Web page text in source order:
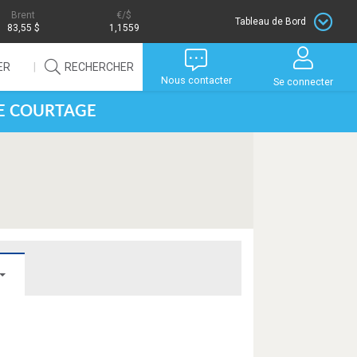
Brent
83,55 $
/$
1,1559
Tableau de Bord
RECHERCHER
Nous contacter Se connecter
COURTAGE